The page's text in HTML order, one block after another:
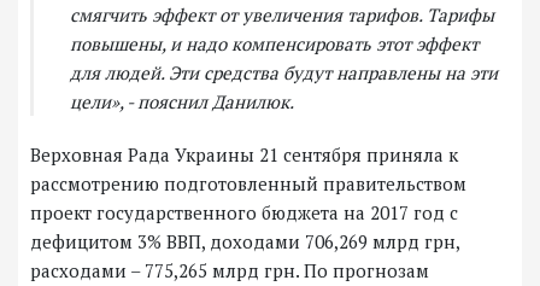
смягчить эффект от увеличения тарифов. Тарифы
повышены, и надо компенсировать этот эффект
для людей. Эти средства будут направлены на эти
цели», - пояснил Данилюк.
Верховная Рада Украины 21 сентября приняла к
рассмотрению подготовленный правительством
проект государственного бюджета на 2017 год с
дефицитом 3% ВВП, доходами 706,269 млрд грн,
расходами – 775,265 млрд грн. По прогнозам